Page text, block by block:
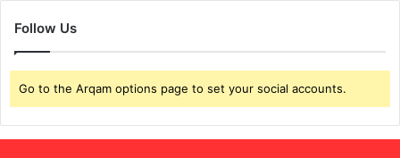
Follow Us
Go to the Arqam options page to set your social accounts.